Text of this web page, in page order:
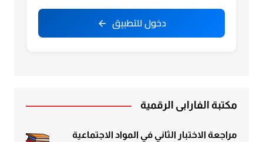
دخول للتطبيق
مكتبة الفارابي الرقمية
مراجعة الاختبار الثاني في المواد الاجتماعية